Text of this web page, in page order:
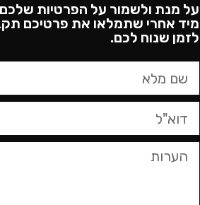
על מנת ולשמור על הפרטיות
מיד אחרי שתמלאו את פרטיכם
לזמן שנוח לכם.​
קשר,
באפשרותך
ללחוץ
אנטר